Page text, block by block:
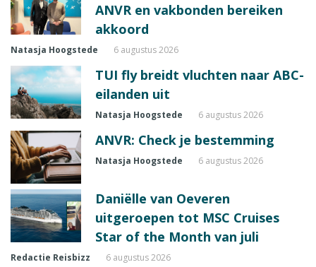
ANVR en vakbonden bereiken
akkoord
Natasja Hoogstede 6 augustus 2026
TUI fly breidt vluchten naar ABC-
eilanden uit
Natasja Hoogstede 6 augustus 2026
ANVR: Check je bestemming
Natasja Hoogstede 6 augustus 2026
Daniëlle van Oeveren
uitgeroepen tot MSC Cruises
Star of the Month van juli
Redactie Reisbizz 6 augustus 2026